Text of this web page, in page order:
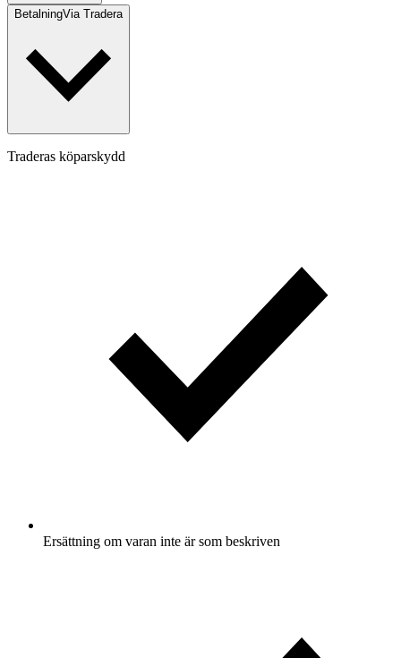
BetalningVia Tradera
Traderas köparskydd
Ersättning om varan inte är som beskriven